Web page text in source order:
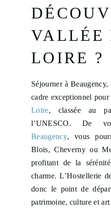
VALLÉE
LOIRE ?
Séjourner à Beaugency,
cadre exceptionnel
Loire, classée au
l’UNESCO. De
Beaugency, vous
Blois, Cheverny ou
profitant de la
charme. L’Hostellerie
donc le point de
patrimoine, culture et